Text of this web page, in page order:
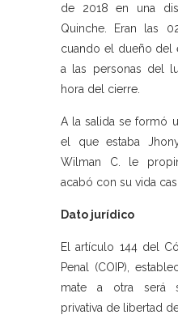
de 2018 en una
Quinche. Eran las
cuando el dueño del
a las personas del
hora del cierre.
A la salida se formó
el que estaba
Wilman C. le
acabó con su vida
Dato jurídico
El artículo 144 del
Penal (COIP),
mate a otra será
privativa de libertad